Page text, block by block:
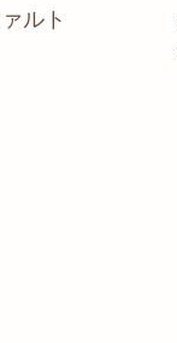
ルト